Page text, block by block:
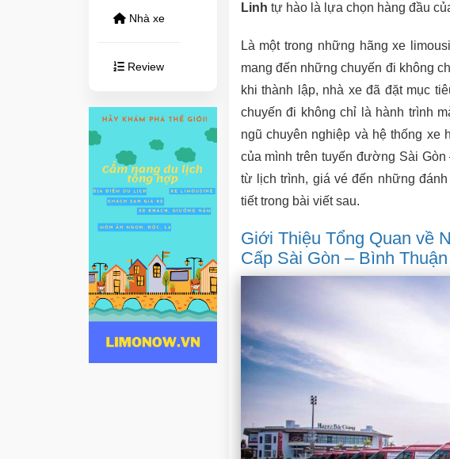
Nhà xe
Review
Linh tự hào là lựa chọn hàng đầu
Là một trong những hãng xe
mang đến những chuyến đi không
khi thành lập, nhà xe đã đặt mục
chuyến đi không chỉ là hành trình
ngũ chuyên nghiệp và hệ thống xe
của mình trên tuyến đường Sài
từ lịch trình, giá vé đến những
tiết trong bài viết sau.
Giới Thiệu Tổng Quan về
Cấp Sài Gòn – Bình Thuận